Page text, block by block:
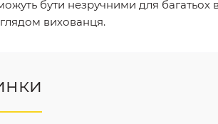
бути незручними для багатьох
вихованця.